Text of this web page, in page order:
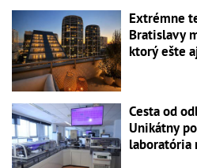
Extrémne
Bratislavy
ktorý ešte
Cesta od
Unikátny
laboratória